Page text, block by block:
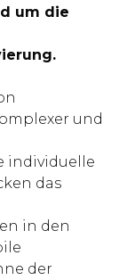
um die
und
individuelle
das
in den
der